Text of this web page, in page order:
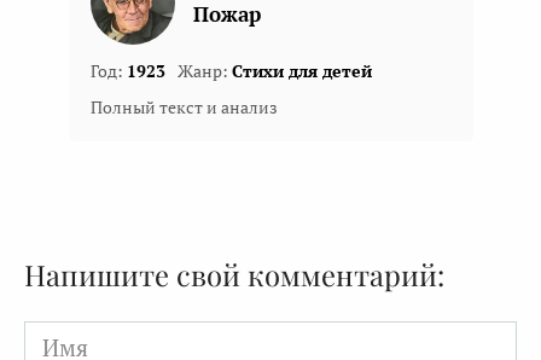
Пожар
Год: 1923 Жанр: Стихи для детей
Полный текст и анализ
Напишите свой комментарий:
Имя